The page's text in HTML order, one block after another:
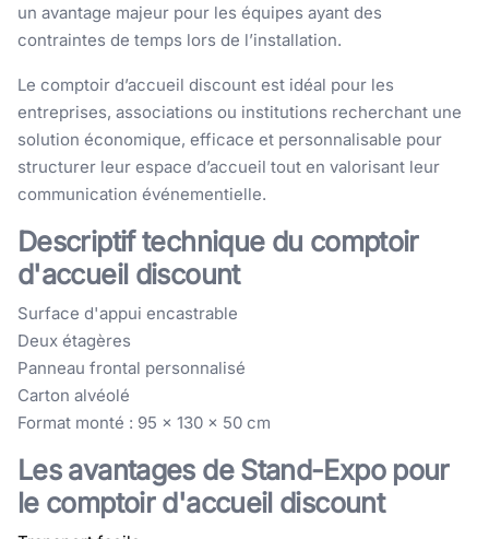
un avantage majeur pour les équipes ayant des
contraintes de temps lors de l’installation.
Le comptoir d’accueil discount est idéal pour les
entreprises, associations ou institutions recherchant une
solution économique, efficace et personnalisable pour
structurer leur espace d’accueil tout en valorisant leur
communication événementielle.
Descriptif technique du comptoir
d'accueil discount
Surface d'appui encastrable
Deux étagères
Panneau frontal personnalisé
Carton alvéolé
Format monté : 95 x 130 x 50 cm
Les avantages de Stand-Expo pour
le comptoir d'accueil discount